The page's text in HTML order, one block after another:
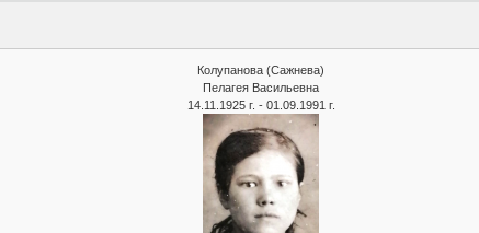
Колупанова (Сажнева)
Пелагея Васильевна
14.11.1925 г. - 01.09.1991 г.